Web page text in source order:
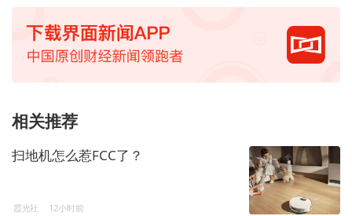
相关推荐
扫地机怎么惹FCC了？
霞光社 12小时前